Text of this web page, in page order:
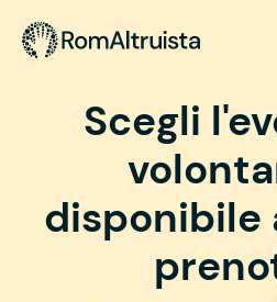
Scegli
disponibile